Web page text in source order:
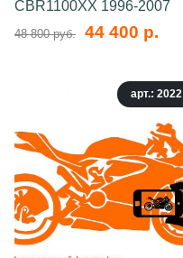
CBR1100XX 1996-2007
48 800 руб. 44 400 р.
арт.: 2022